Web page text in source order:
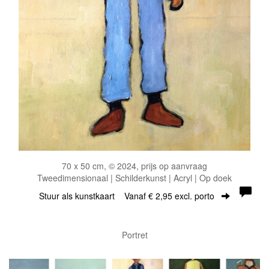
70 x 50 cm, © 2024, prijs op aanvraag
Tweedimensionaal | Schilderkunst | Acryl | Op doek
Stuur als kunstkaart Vanaf € 2,95 excl. porto
Portret